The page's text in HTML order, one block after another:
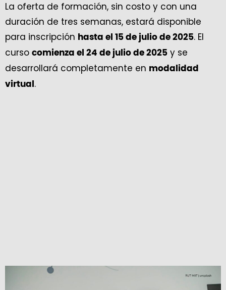
La oferta de formación, sin costo y con una
duración de tres semanas, estará disponible
para inscripción hasta el 15 de julio de 2025. El
curso comienza el 24 de julio de 2025 y se
desarrollará completamente en modalidad
virtual .